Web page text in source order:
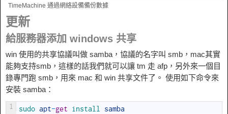
TimeMachine 通過網絡設備備份數據
更新
給服務器添加 windows 共享
win 使用的共享協議叫做 samba，協議的名字叫 smb，mac其實
能夠支持smb，這樣的話我們就可以讓 tm 走 afp，另外來一個目
錄專門跑 smb，用來 mac 和 win 共享文件了。 使用如下命令來
安裝 samba：
1 sudo apt-get install samba